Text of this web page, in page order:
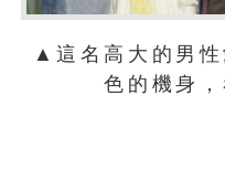
▲這名高大的男
色的機身，